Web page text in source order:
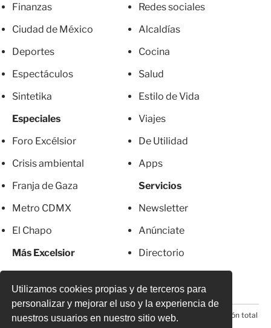
Utilizamos cookies propias y de terceros para
personalizar y mejorar el uso y la experiencia de
nuestros usuarios en nuestro sitio web.
Finanzas
Ciudad de México
Deportes
Espectáculos
Sintetika
Especiales
Foro Excélsior
Crisis ambiental
Franja de Gaza
Metro CDMX
El Chapo
Más Excelsior
Redes sociales
Alcaldías
Cocina
Salud
Estilo de Vida
Viajes
De Utilidad
Apps
Servicios
Newsletter
Anúnciate
Directorio
© 2026 Todos los derechos reservados. Prohibida la reproducción total
o parcial, incluyendo cualquier medio electrónico*